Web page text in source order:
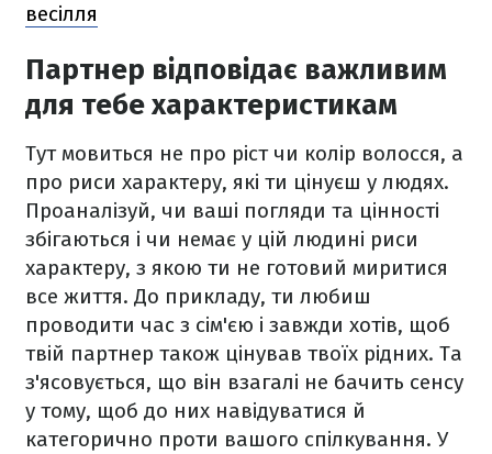
весілля
Партнер відповідає важливим
для тебе характеристикам
Тут мовиться не про ріст чи колір волосся, а
про риси характеру, які ти цінуєш у людях.
Проаналізуй, чи ваші погляди та цінності
збігаються і чи немає у цій людині риси
характеру, з якою ти не готовий миритися
все життя. До прикладу, ти любиш
проводити час з сім'єю і завжди хотів, щоб
твій партнер також цінував твоїх рідних. Та
з'ясовується, що він взагалі не бачить сенсу
у тому, щоб до них навідуватися й
категорично проти вашого спілкування. У